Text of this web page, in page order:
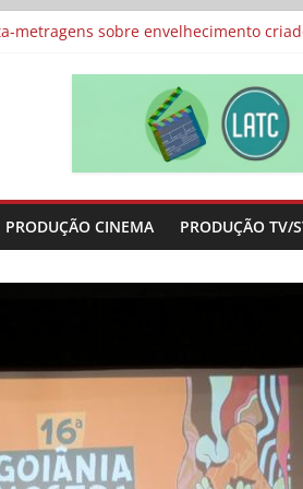
e divide prêmio principal entre
Curta Cinema
de escolas públicas
protagonizam adaptação brasileira de
PRODUÇÃO CINEMA PRODUÇÃO TV/